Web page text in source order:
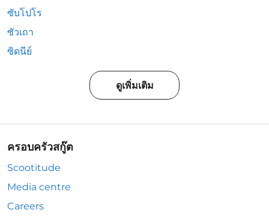
ซับโปโร
ซัวเถา
ซิดนีย์
ดูเพิ่มเติม
ครอบครัวสกู๊ต
Scootitude
Media centre
Careers